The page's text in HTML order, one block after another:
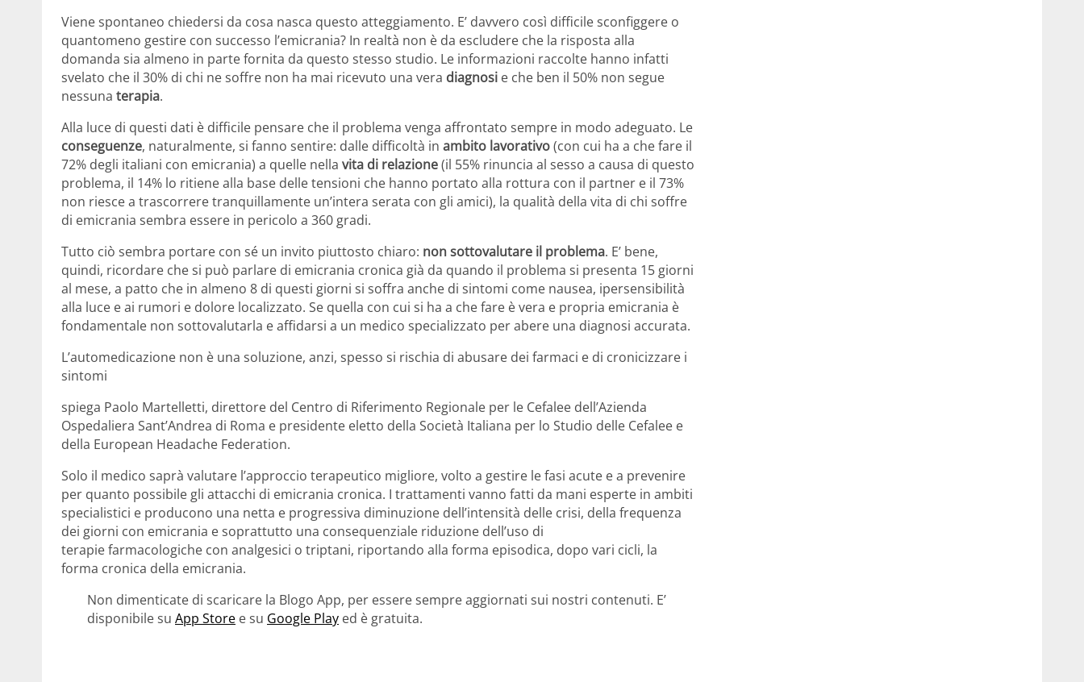
Viene spontaneo chiedersi da cosa nasca questo atteggiamento. E’ davvero così difficile sconfiggere o
quantomeno gestire con successo l’emicrania? In realtà non è da escludere che la risposta alla
domanda sia almeno in parte fornita da questo stesso studio. Le informazioni raccolte hanno infatti
svelato che il 30% di chi ne soffre non ha mai ricevuto una vera diagnosi e che ben il 50% non segue
nessuna terapia.
Alla luce di questi dati è difficile pensare che il problema venga affrontato sempre in modo adeguato. Le
conseguenze, naturalmente, si fanno sentire: dalle difficoltà in ambito lavorativo(con cui ha a che fare il
72% degli italiani con emicrania) a quelle nella vita di relazione(il 55% rinuncia al sesso a causa di questo
problema, il 14% lo ritiene alla base delle tensioni che hanno portato alla rottura con il partner e il 73%
non riesce a trascorrere tranquillamente un’intera serata con gli amici), la qualità della vita di chi soffre
di emicrania sembra essere in pericolo a 360 gradi.
Tutto ciò sembra portare con sé un invito piuttosto chiaro: non sottovalutare il problema. E’ bene,
quindi, ricordare che si può parlare di emicrania cronica già da quando il problema si presenta 15 giorni
al mese, a patto che in almeno 8 di questi giorni si soffra anche di sintomi come nausea, ipersensibilità
alla luce e ai rumori e dolore localizzato. Se quella con cui si ha a che fare è vera e propria emicrania è
fondamentale non sottovalutarla e affidarsi a un medico specializzato per abere una diagnosi accurata.
L’automedicazione non è una soluzione, anzi, spesso si rischia di abusare dei farmaci e di cronicizzare i
sintomi
spiega Paolo Martelletti, direttore del Centro di Riferimento Regionale per le Cefalee dell’Azienda
Ospedaliera Sant’Andrea di Roma e presidente eletto della Società Italiana per lo Studio delle Cefalee e
della European Headache Federation.
Solo il medico saprà valutare l’approccio terapeutico migliore, volto a gestire le fasi acute e a prevenire
per quanto possibile gli attacchi di emicrania cronica. I trattamenti vanno fatti da mani esperte in ambiti
specialistici e producono una netta e progressiva diminuzione dell’intensità delle crisi, della frequenza
dei giorni con emicrania e soprattutto una consequenziale riduzione dell’uso di
terapie farmacologiche con analgesici o triptani, riportando alla forma episodica, dopo vari cicli, la
forma cronica della emicrania.
Non dimenticate di scaricare la Blogo App, per essere sempre aggiornati sui nostri contenuti. E’
disponibile su App Store e su Google Play ed è gratuita.